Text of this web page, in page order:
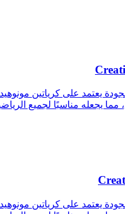
يجعله مناسبًا لجميع